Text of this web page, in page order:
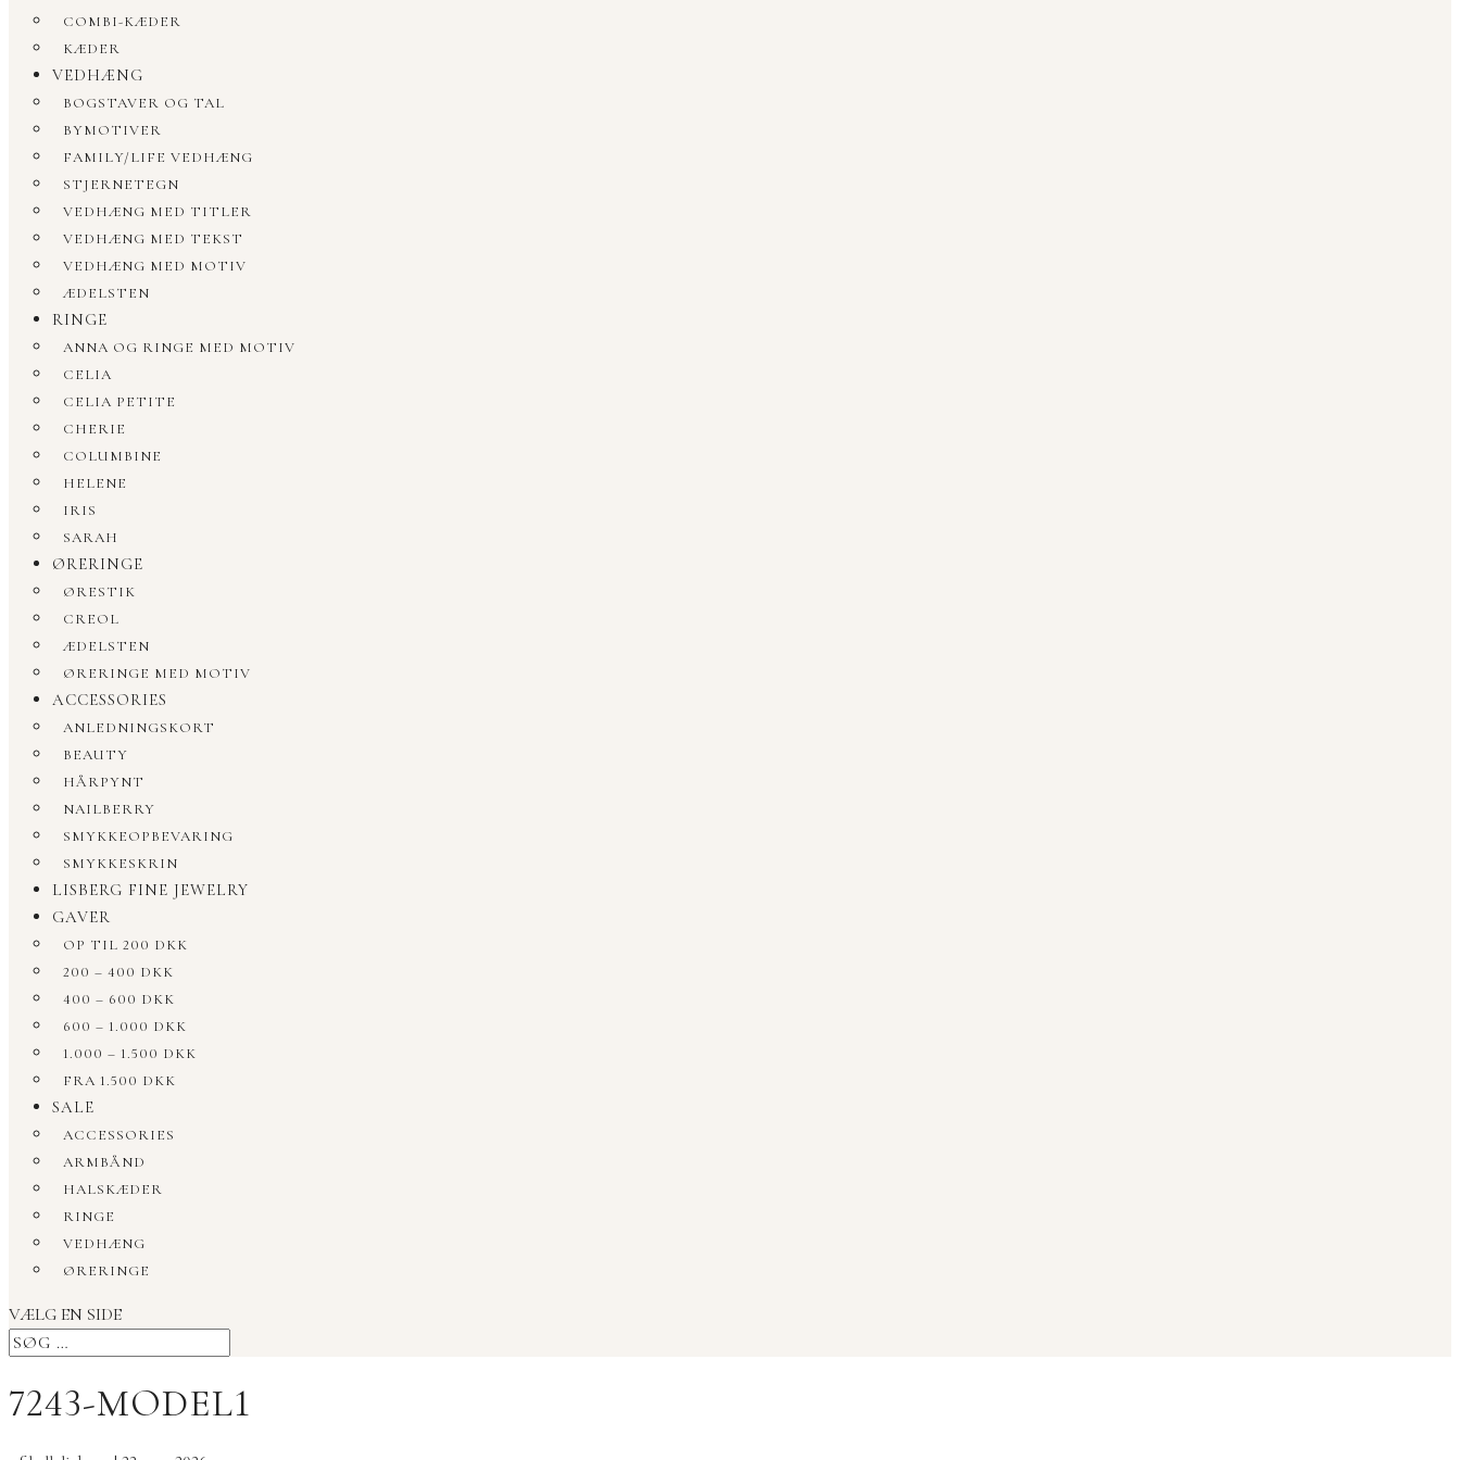
COMBI-KÆDER
KÆDER
VEDHÆNG
BOGSTAVER OG TAL
BYMOTIVER
FAMILY/LIFE VEDHÆNG
STJERNETEGN
VEDHÆNG MED TITLER
VEDHÆNG MED TEKST
VEDHÆNG MED MOTIV
ÆDELSTEN
RINGE
ANNA OG RINGE MED MOTIV
CELIA
CELIA PETITE
CHERIE
COLUMBINE
HELENE
IRIS
SARAH
ØRERINGE
ØRESTIK
CREOL
ÆDELSTEN
ØRERINGE MED MOTIV
ACCESSORIES
ANLEDNINGSKORT
BEAUTY
HÅRPYNT
NAILBERRY
SMYKKEOPBEVARING
SMYKKESKRIN
LISBERG FINE JEWELRY
GAVER
OP TIL 200 DKK
200 – 400 DKK
400 – 600 DKK
600 – 1.000 DKK
1.000 – 1.500 DKK
FRA 1.500 DKK
SALE
ACCESSORIES
ARMBÅND
HALSKÆDER
RINGE
VEDHÆNG
ØRERINGE
VÆLG EN SIDE
7243-MODEL1